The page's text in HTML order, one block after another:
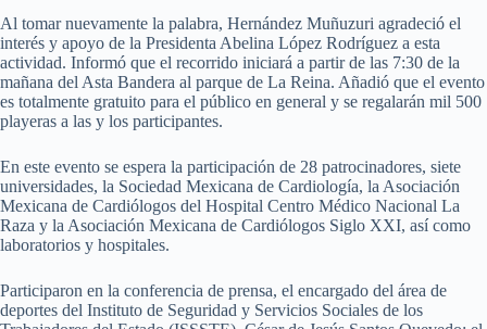
Al tomar nuevamente la palabra, Hernández Muñuzuri agradeció el
interés y apoyo de la Presidenta Abelina López Rodríguez a esta
actividad. Informó que el recorrido iniciará a partir de las 7:30 de la
mañana del Asta Bandera al parque de La Reina. Añadió que el evento
es totalmente gratuito para el público en general y se regalarán mil 500
playeras a las y los participantes.
En este evento se espera la participación de 28 patrocinadores, siete
universidades, la Sociedad Mexicana de Cardiología, la Asociación
Mexicana de Cardiólogos del Hospital Centro Médico Nacional La
Raza y la Asociación Mexicana de Cardiólogos Siglo XXI, así como
laboratorios y hospitales.
Participaron en la conferencia de prensa, el encargado del área de
deportes del Instituto de Seguridad y Servicios Sociales de los